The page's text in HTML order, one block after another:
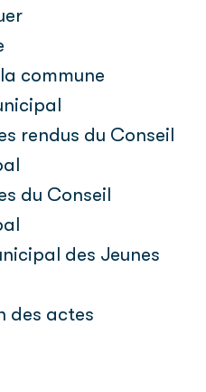
commune
rendus du Conseil
du Conseil
des Jeunes
des actes